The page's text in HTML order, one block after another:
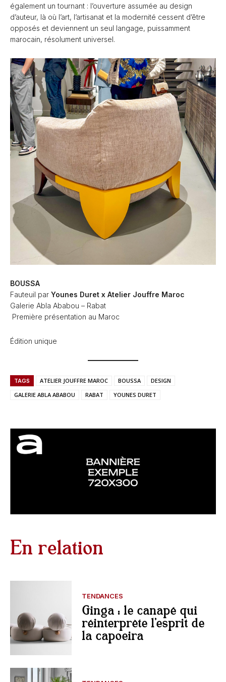
En relation
TENDANCES
Ginga : le canapé qui
réinterprète l’esprit de
la capoeira
également un tournant : l’ouverture assumée au design
d’auteur, là où l’art, l’artisanat et la modernité cessent d’être
opposés et deviennent un seul langage, puissamment
marocain, résolument universel.
BOUSSA
Fauteuil par Younes Duret x Atelier Jouffre Maroc
Galerie Abla Ababou – Rabat
Première présentation au Maroc
Édition unique
TAGS ATELIER JOUFFRE MAROC BOUSSA
DESIGN
GALERIE ABLA ABABOU
RABAT YOUNES DURET